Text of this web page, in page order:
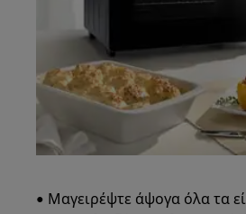
• Μαγειρέψτε άψογα όλα τα